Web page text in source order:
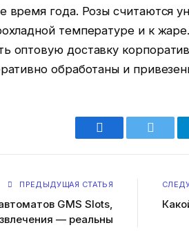
время года. Розы считаются
температуре и к
оптовую доставку
обработаны и
Facebook Twitter
ПРЕДЫДУЩАЯ СТАТЬЯ
GMS Slots,
— реальны